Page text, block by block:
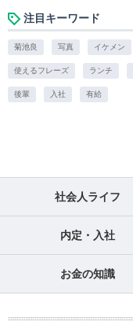
注目キーワード
菊池良 写真 イケメン
使えるフレーズ ランチ
後輩 入社 有給
社会人ライフ
内定・入社
お金の知識